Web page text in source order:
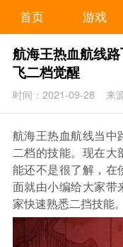
首页 游戏
航海王热血航线
飞二档觉醒
时间：2021-09-28 来
航海王热血航线当中
二档的技能。现在
能还不是很了解，在
面就由小编给大家带
家快速熟悉二挡技能。